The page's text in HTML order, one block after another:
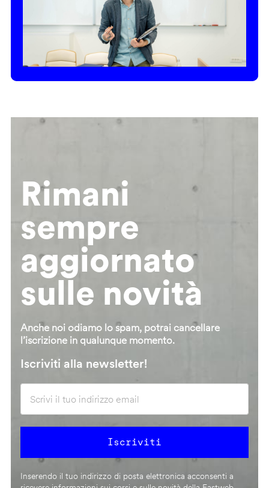
Rimani
sempre
aggiornato
sulle novità
Anche noi odiamo lo spam, potrai cancellare
l’iscrizione in qualunque momento.
Iscriviti alla newsletter!
Inserendo il tuo indirizzo di posta elettronica acconsenti a